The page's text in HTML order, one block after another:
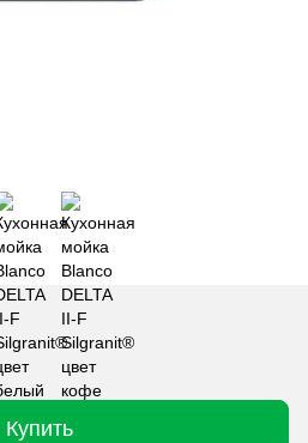
Купить